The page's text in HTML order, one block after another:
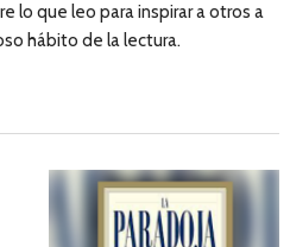
lo que leo para inspirar a otros a
hábito de la lectura.